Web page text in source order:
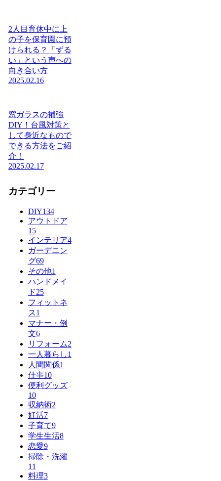
2人目育休中に上
の子を保育園に預
けられる？「ずる
い」という声への
向き合い方
2025.02.16
窓ガラスの補強
DIY！台風対策と
して身近なもので
できる方法をご紹
介！
2025.02.17
カテゴリー
DIY134
アウトドア
15
インテリア4
ガーデニン
グ69
その他1
ハンドメイ
ド25
フィットネ
ス1
マナー・例
文6
リフォーム2
一人暮らし1
人間関係1
仕事10
便利グッズ
10
収納術2
妊活7
子育て9
学生生活8
恋愛9
掃除・洗濯
11
料理3